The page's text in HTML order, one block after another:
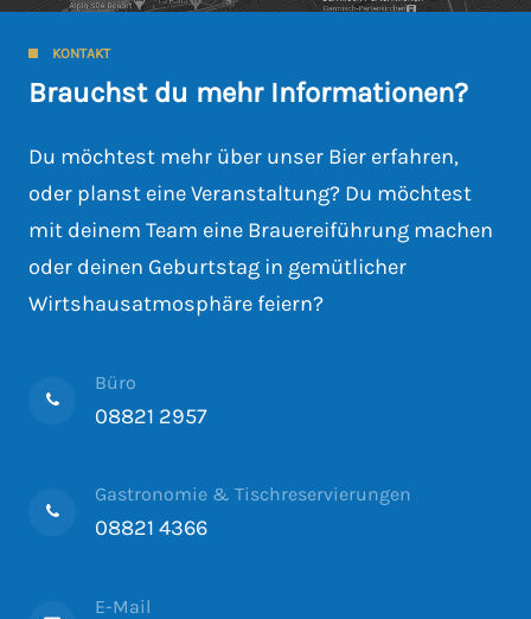
KONTAKT
Brauchst du mehr Informationen?
Du möchtest mehr über unser Bier erfahren,
oder planst eine Veranstaltung? Du möchtest
mit deinem Team eine Brauereiführung machen
oder deinen Geburtstag in gemütlicher
Wirtshausatmosphäre feiern?
Büro
08821 2957
Gastronomie & Tischreservierungen
08821 4366
E-Mail